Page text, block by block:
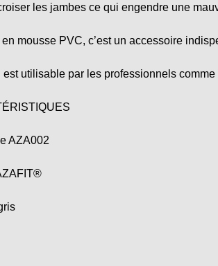
les jambes ce qui engendre une
mousse PVC, c’est un accessoire
est utilisable par les professionnels
AZA002